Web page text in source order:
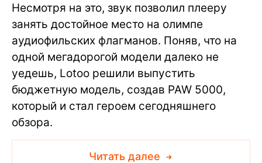
Несмотря на это, звук позволил плееру
занять достойное место на олимпе
аудиофильских флагманов. Поняв, что на
одной мегадорогой модели далеко не
уедешь, Lotoo решили выпустить
бюджетную модель, создав PAW 5000,
который и стал героем сегодняшнего
обзора.
Читать далее